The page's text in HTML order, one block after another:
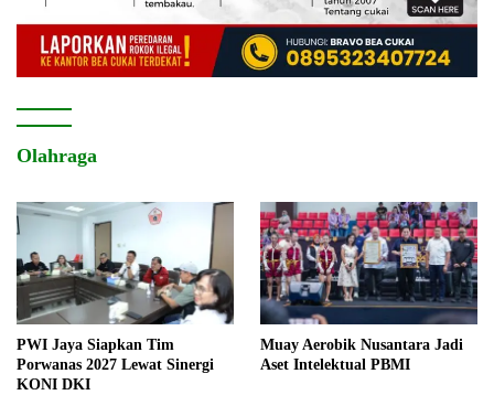
Olahraga
PWI Jaya Siapkan Tim
Porwanas 2027 Lewat Sinergi
KONI DKI
Muay Aerobik Nusantara Jadi
Aset Intelektual PBMI